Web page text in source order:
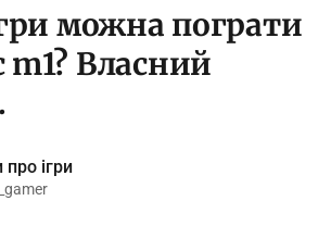
можна пограти
m1? Власний
ігри